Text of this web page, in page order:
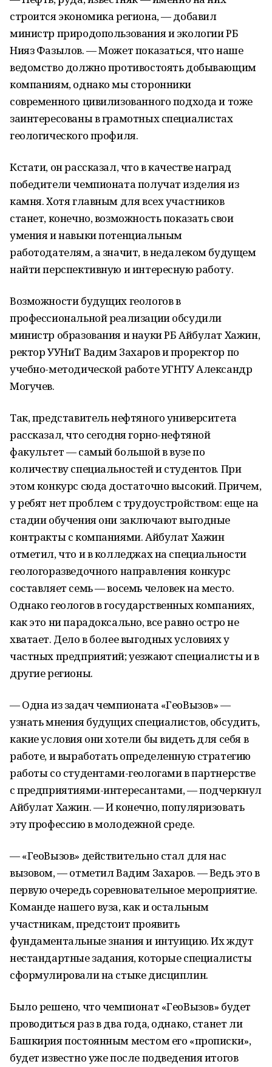
строится экономика региона, — добавил
министр природопользования и экологии РБ
Нияз Фазылов. — Может показаться, что наше
ведомство должно противостоять добывающим
компаниям, однако мы сторонники
современного цивилизованного подхода и тоже
заинтересованы в грамотных специалистах
геологического профиля.
Кстати, он рассказал, что в качестве наград
победители чемпионата получат изделия из
камня. Хотя главным для всех участников
станет, конечно, возможность показать свои
умения и навыки потенциальным
работодателям, а значит, в недалеком будущем
найти перспективную и интересную работу.
Возможности будущих геологов в
профессиональной реализации обсудили
министр образования и науки РБ Айбулат Хажин,
ректор УУНиТ Вадим Захаров и проректор по
учебно-методической работе УГНТУ Александр
Могучев.
Так, представитель нефтяного университета
рассказал, что сегодня горно-нефтяной
факультет — самый большой в вузе по
количеству специальностей и студентов. При
этом конкурс сюда достаточно высокий. Причем,
у ребят нет проблем с трудоустройством: еще на
стадии обучения они заключают выгодные
контракты с компаниями. Айбулат Хажин
отметил, что и в колледжах на специальности
геологоразведочного направления конкурс
составляет семь — восемь человек на место.
Однако геологов в государственных компаниях,
как это ни парадоксально, все равно остро не
хватает. Дело в более выгодных условиях у
частных предприятий; уезжают специалисты и в
другие регионы.
— Одна из задач чемпионата «ГеоВызов» —
узнать мнения будущих специалистов, обсудить,
какие условия они хотели бы видеть для себя в
работе, и выработать определенную стратегию
работы со студентами-геологами в партнерстве
с предприятиями-интересантами, — подчеркнул
Айбулат Хажин. — И конечно, популяризовать
эту профессию в молодежной среде.
— «ГеоВызов» действительно стал для нас
вызовом, — отметил Вадим Захаров. — Ведь это в
первую очередь соревновательное мероприятие.
Команде нашего вуза, как и остальным
участникам, предстоит проявить
фундаментальные знания и интуицию. Их ждут
нестандартные задания, которые специалисты
сформулировали на стыке дисциплин.
Было решено, что чемпионат «ГеоВызов» будет
проводиться раз в два года, однако, станет ли
Башкирия постоянным местом его «прописки»,
будет известно уже после подведения итогов